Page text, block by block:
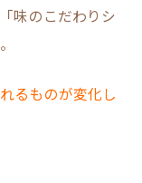
味のこだわりシ
るものが変化し